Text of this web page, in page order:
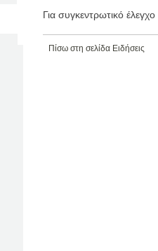
Για συγκεντρωτικό
Πίσω στη σελίδα Ειδήσεις